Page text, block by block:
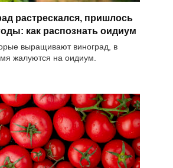
растрескался, пришлось
как распознать оидиум
выращивают виноград, в
жалуются на оидиум.